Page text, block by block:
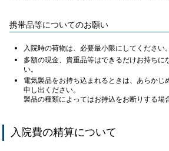
携帯品等についてのお願い
入院時の荷物は、必要最小限にしてください。
多額の現金、貴重品等はできるだけお持ちに
い。
電気製品をお持ち込まれるときは、あらかじ
申し出ください。
製品の種類によってはお持込をお断りする場
入院費の精算について